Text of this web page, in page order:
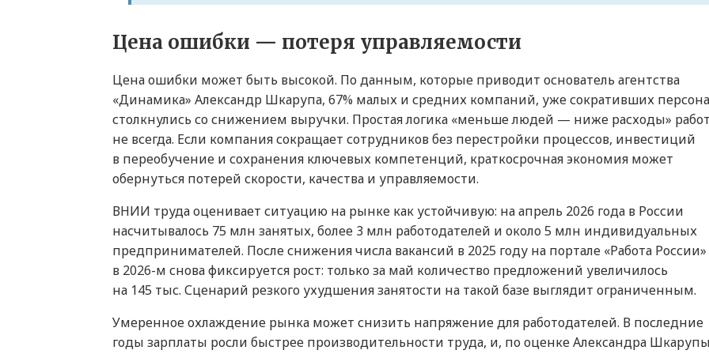
Цена ошибки — потеря управляемости
Цена ошибки может быть высокой. По данным, которые приводит основатель агентства
«Динамика» Александр Шкарупа, 67% малых и средних компаний, уже сокративших
столкнулись со снижением выручки. Простая логика «меньше людей — ниже расходы»
не всегда. Если компания сокращает сотрудников без перестройки процессов, инвестиций
в переобучение и сохранения ключевых компетенций, краткосрочная экономия может
обернуться потерей скорости, качества и управляемости.
ВНИИ труда оценивает ситуацию на рынке как устойчивую: на апрель 2026 года в России
насчитывалось 75 млн занятых, более 3 млн работодателей и около 5 млн индивидуальных
предпринимателей. После снижения числа вакансий в 2025 году на портале «Работа России»
в 2026-м снова фиксируется рост: только за май количество предложений увеличилось
на 145 тыс. Сценарий резкого ухудшения занятости на такой базе выглядит ограниченным.
Умеренное охлаждение рынка может снизить напряжение для работодателей. В последние
годы зарплаты росли быстрее производительности труда, и, по оценке Александра